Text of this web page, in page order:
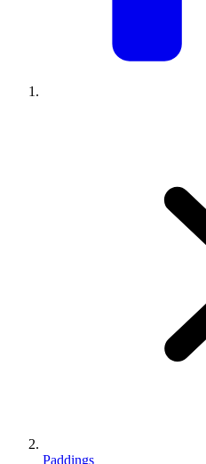
Paddings